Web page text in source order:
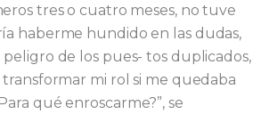
tres o cuatro meses, no tuve
haberme hundido en las dudas,
de los pues- tos duplicados,
transformar mi rol si me quedaba
qué enroscarme?”, se